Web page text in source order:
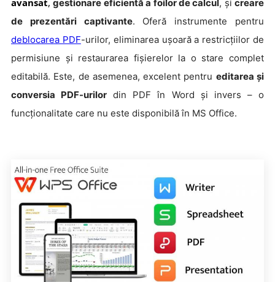
gestionare eficientă a foilor de calcul, și creare
de prezentări captivante. Oferă instrumente pentru
deblocarea PDF-urilor, eliminarea ușoară a restricțiilor de
permisiune și restaurarea fișierelor la o stare complet
editabilă. Este, de asemenea, excelent pentru editarea și
conversia PDF-urilor din PDF în Word și invers – o
funcționalitate care nu este disponibilă în MS Office.